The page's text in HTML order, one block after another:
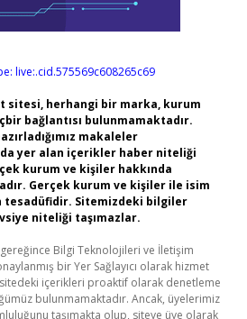
live:.cid.575569c608265c69
sitesi, herhangi bir marka, kurum
bağlantısı bulunmamaktadır.
makaleler
yer alan içerikler haber niteliği
kurum ve kişiler hakkında
Gerçek kurum ve kişiler ile isim
Sitemizdeki bilgiler
niteliği taşımazlar.
gereğince Bilgi Teknolojileri ve İletişim
bir Yer Sağlayıcı olarak hizmet
içerikleri proaktif olarak denetleme
bulunmamaktadır. Ancak, üyelerimiz
taşımakta olup, siteye üye olarak